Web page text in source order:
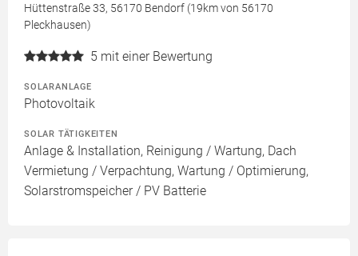
Hüttenstraße 33, 56170 Bendorf (19km von 56170
Pleckhausen)
5 mit einer Bewertung
SOLARANLAGE
Photovoltaik
SOLAR TÄTIGKEITEN
Anlage & Installation, Reinigung / Wartung, Dach
Vermietung / Verpachtung, Wartung / Optimierung,
Solarstromspeicher / PV Batterie